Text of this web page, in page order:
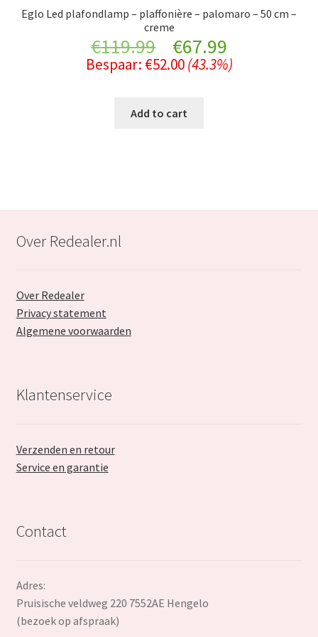
Eglo Led plafondlamp – plaffonière – palomaro – 50 cm –
creme
€119.99
Original
price
was:
€67.99Current
price
Bespaar: €52.00 (43.3%)
Add to cart
Over Redealer.nl
Over Redealer
Privacy statement
Algemene voorwaarden
Klantenservice
Verzenden en retour
Service en garantie
Contact
Adres:
Pruisische veldweg 220 7552AE Hengelo
(bezoek op afspraak)